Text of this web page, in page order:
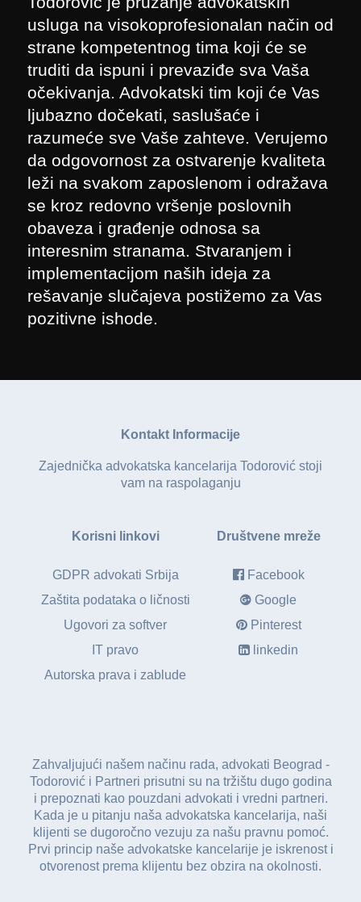
usluga na visokoprofesionalan način od
strane kompetentnog tima koji će se
truditi da ispuni i prevaziđe sva Vaša
očekivanja. Advokatski tim koji će Vas
ljubazno dočekati, saslušaće i
razumeće sve Vaše zahteve. Verujemo
da odgovornost za ostvarenje kvaliteta
leži na svakom zaposlenom i odražava
se kroz redovno vršenje poslovnih
obaveza i građenje odnosa sa
interesnim stranama. Stvaranjem i
implementacijom naših ideja za
rešavanje slučajeva postižemo za Vas
pozitivne ishode.
Kontakt Informacije
Zajednička advokatska kancelarija Todorović stoji
vam na raspolaganju
Korisni linkovi
GDPR advokati Srbija
Zaštita podataka o ličnosti
Ugovori za softver
IT pravo
Autorska prava i zablude
Društvene mreže
Facebook
Google
Pinterest
linkedin
Zahvaljujući našem načinu rada, advokati Beograd -
Todorović i Partneri prisutni su na tržištu dugo godina
i prepoznati kao pouzdani advokati i vredni partneri.
Kada je u pitanju naša advokatska kancelarija, naši
klijenti se dugoročno vezuju za našu pravnu pomoć.
Prvi princip naše advokatske kancelarije je iskrenost i
otvorenost prema klijentu bez obzira na okolnosti.